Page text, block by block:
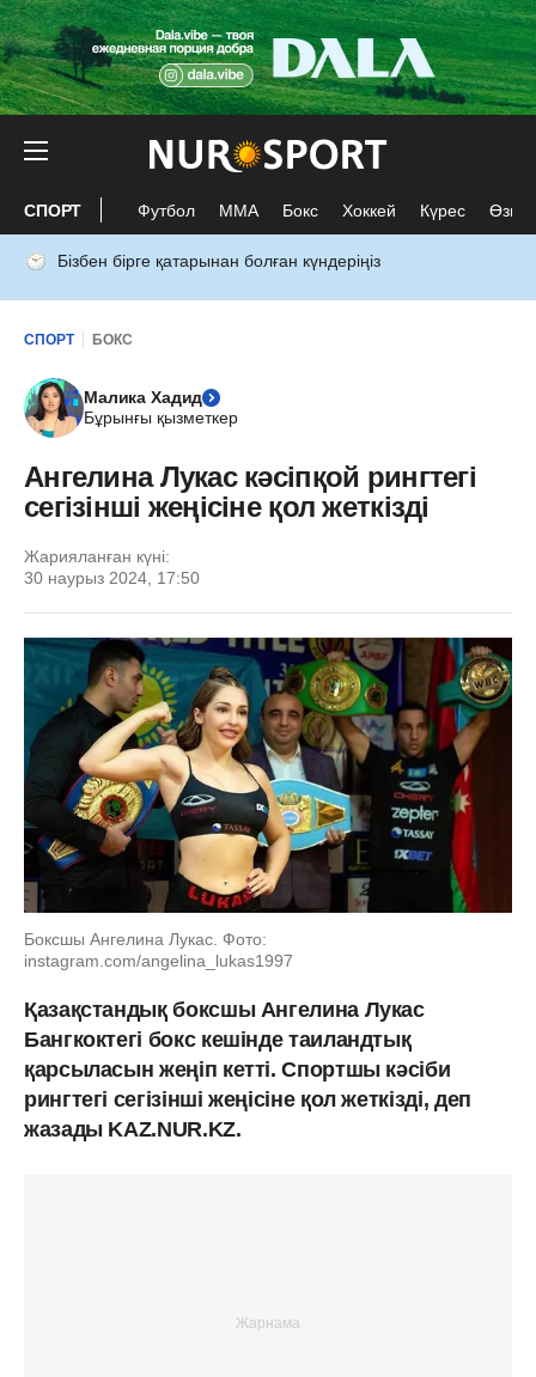
СПОРТ Футбол ММА Бокс Хоккей Күрес Өзге
Бізбен бірге қатарынан болған күндеріңіз
СПОРТ БОКС
Малика Хадид
Бұрынғы қызметкер
Ангелина Лукас кәсіпқой рингтегі
сегізінші жеңісіне қол жеткізді
Жарияланған күні:
30 наурыз 2024, 17:50
Боксшы Ангелина Лукас. Фото:
instagram.com/angelina_lukas1997
Қазақстандық боксшы Ангелина Лукас
Бангкоктегі бокс кешінде таиландтық
қарсыласын жеңіп кетті. Спортшы кәсіби
рингтегі сегізінші жеңісіне қол жеткізді, деп
жазады KAZ.NUR.KZ.